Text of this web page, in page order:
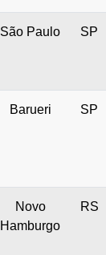
São Paulo SP
Barueri SP
Novo
Hamburgo
RS